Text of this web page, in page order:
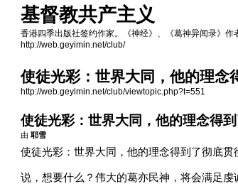
基督教共产主义
香港四季出版社签约作家。《神经》、《葛神异闻录》作
http://web.geyimin.net/club/
使徒光彩：世界大同，他的理念
http://web.geyimin.net/club/viewtopic.php?t=551
使徒光彩：世界大同，他的理念得
由耶雪
使徒光彩：世界大同，他的理念得到了彻底贯
说，想要什么？伟大的葛亦民神，将会满足虔